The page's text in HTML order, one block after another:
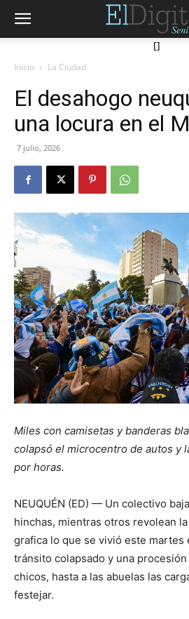
[]
Inicio La Ciudad
El desahogo
una locura en el
7 julio, 2026
Miles con camisetas y banderas
colapsó el microcentro de autos y
por horas.
NEUQUÉN (ED) — Un colectivo
hinchas, mientras otros revolean
grafica lo que se vivió este martes
tránsito colapsado y una
chicos, hasta a las abuelas las
festejar.